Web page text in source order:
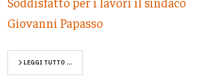
Giovanni Papasso
LEGGI TUTTO …